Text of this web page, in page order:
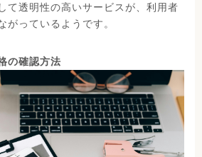
て透明性の高いサービスが、利用者
がっているようです。
の確認方法